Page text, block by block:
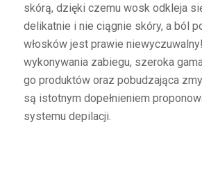
skórą, dzięki czemu wosk odkleja
delikatnie i nie ciągnie skóry, a ból
włosków jest prawie
wykonywania zabiegu, szeroka
go produktów oraz pobudzająca
są istotnym dopełnieniem
systemu depilacji.